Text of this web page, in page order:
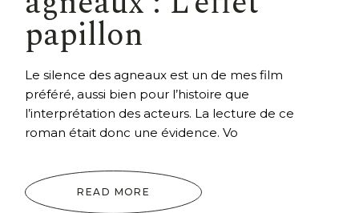
papillon
Le silence des agneaux est un de mes film
préféré, aussi bien pour l’histoire que
l’interprétation des acteurs. La lecture de ce
roman était donc une évidence. Vo
READ MORE